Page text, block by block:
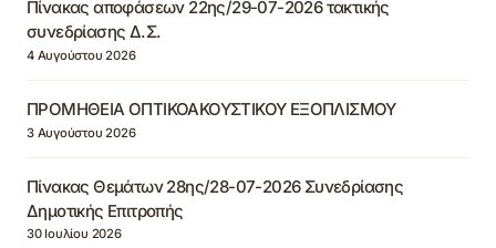
Πίνακας αποφάσεων 22ης/29-07-2026 τακτικής
συνεδρίασης Δ.Σ.
4 Αυγούστου 2026
ΠΡΟΜΗΘΕΙΑ ΟΠΤΙΚΟΑΚΟΥΣΤΙΚΟΥ ΕΞΟΠΛΙΣΜΟΥ
3 Αυγούστου 2026
Πίνακας Θεμάτων 28ης/28-07-2026 Συνεδρίασης
Δημοτικής Επιτροπής
30 Ιουλίου 2026